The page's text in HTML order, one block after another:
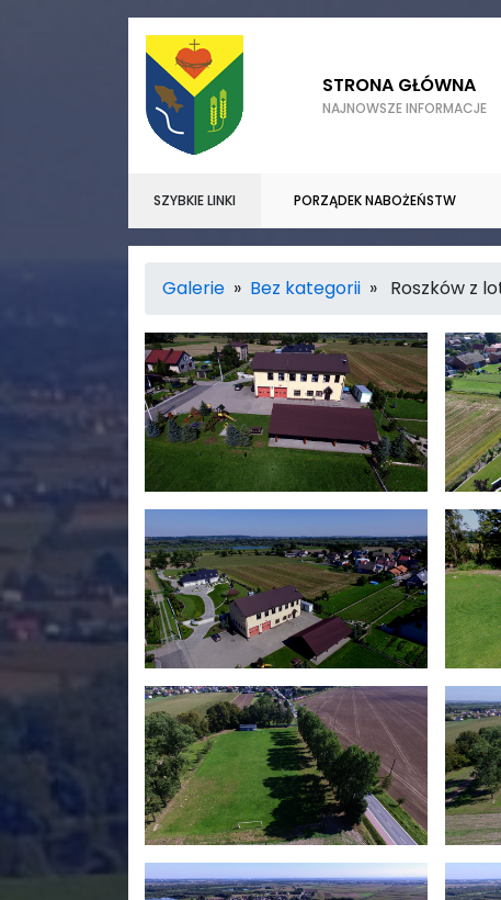
SZYBKIE LINKI
STRONA GŁÓWNA
NAJNOWSZE INFORMACJE
PORZĄDEK NABOŻEŃSTW
Galerie » Bez kategorii » Roszków z